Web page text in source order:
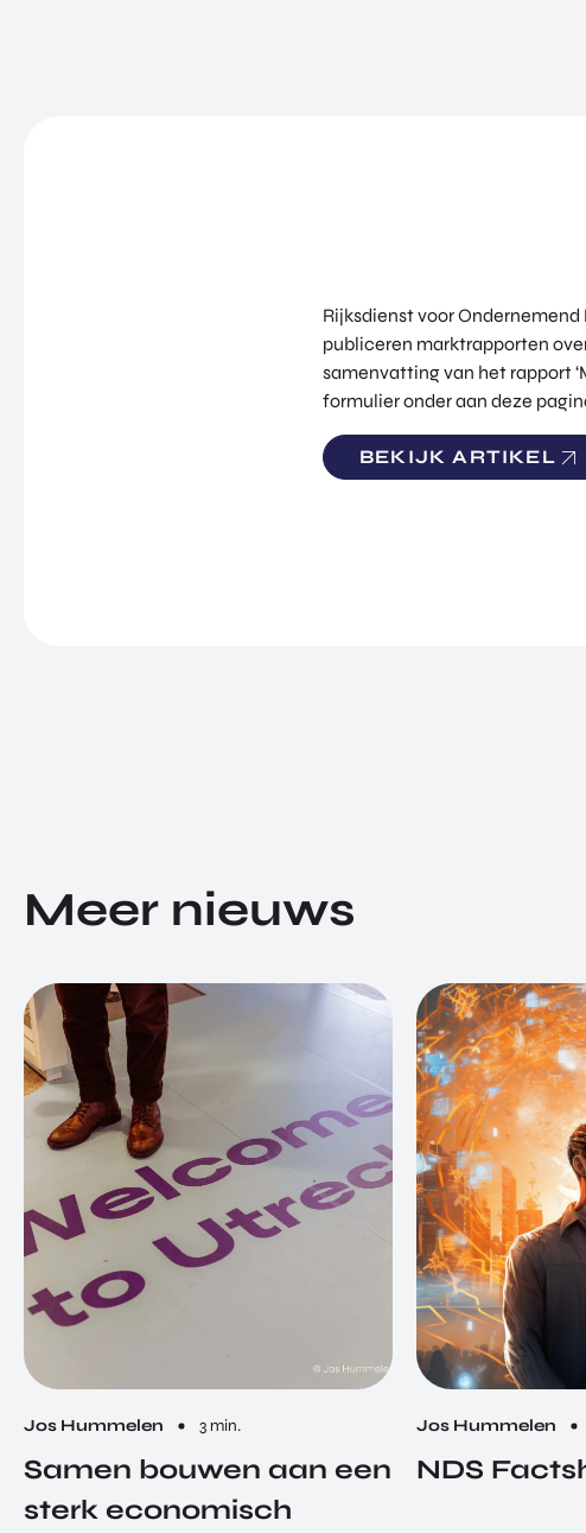
Rijksdienst voor
publiceren marktrapporten
samenvatting van het rapport
formulier onder aan deze
BEKIJK ARTIKEL
Meer nieuws
Jos Hummelen 3 min.
Samen bouwen aan een
sterk economisch
Jos Hummelen
NDS